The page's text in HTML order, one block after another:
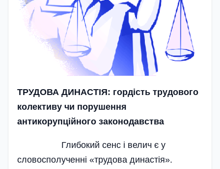
ТРУДОВА ДИНАСТІЯ: гордість трудового
колективу чи порушення
антикорупційного законодавства
Глибокий сенс і велич є у
словосполученні «трудова династія».